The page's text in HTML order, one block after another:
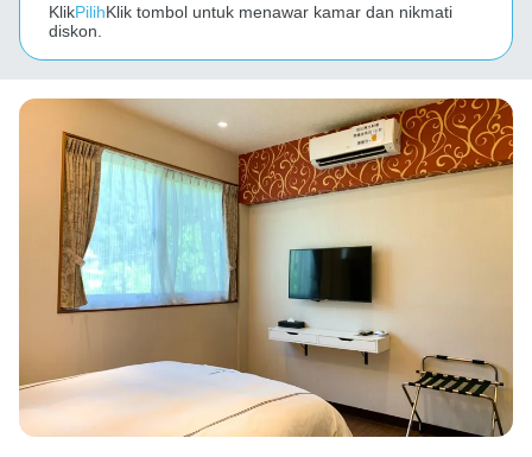
KlikPilihKlik tombol untuk menawar kamar dan nikmati
diskon.